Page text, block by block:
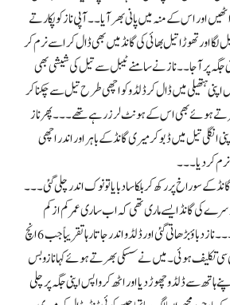
اور اس کے منہ میں پانی بھر آیا۔۔ آپی ناز کو پکارتے
اور تھوڑا تیل بھائی کی گانڈ میں بھی ڈال کر اسے نرم کر
جگہ پر آجا۔۔ ناز نے سامنے ٹیبل سے تیل کی شیشی بھی
اپنی ہتھیلی میں ڈال کر ڈلڈو کو اچھی طرح تیل سے چکنا کر
ہوئے بھی اس کے ہونٹ لرز رہے تھے۔۔۔ پھر ناز
انگلی تیل میں ڈبو کر میری گانڈ کے باہر اور اندر اچھی
کر دیا ۔۔۔
کے سوراخ پر رکھ کر بلکا سا دبایا تو نوک اندر چلی گئی۔۔۔
کی گانڈ ایسے ماری تھی کہ اب ساری عمر کم از کم
قبض تو نہیں ہونے والی تھی۔۔۔ ناز دباؤ بڑھاتی گئی اور ڈلڈو اندر جاتا رہا تقریباً جب 6 انچ
سی تکلیف ہوئی۔ میں نے سسکی بھرتے ہوئے کہا نازو بس
ہاتھ سے ڈلڈو چھوڑ دیا اور اٹھ کر واپس اپنی جگہ پر چلی